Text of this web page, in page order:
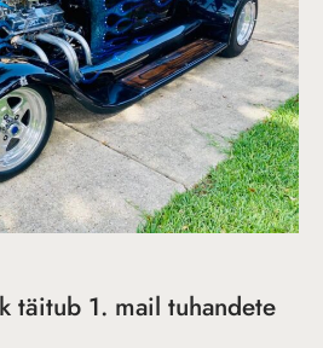
täitub 1. mail tuhandete